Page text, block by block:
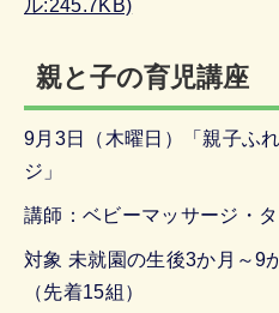
ル:245.7KB)
親と子の育児講座
9月3日（木曜日）「親子ふ
ジ」
講師：ベビーマッサージ・
対象 未就園の生後3か月～9
（先着15組）